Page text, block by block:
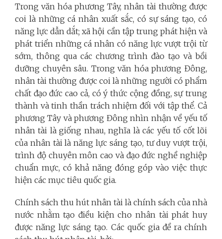
Trong văn hóa phương Tây, nhân tài thường được
coi là những cá nhân xuất sắc, có sự sáng tạo, có
năng lực dẫn dắt; xã hội cần tập trung phát hiện và
phát triển những cá nhân có năng lực vượt trội từ
sớm, thông qua các chương trình đào tạo và bồi
dưỡng chuyên sâu. Trong văn hóa phương Đông,
nhân tài thường được coi là những người có phẩm
chất đạo đức cao cả, có ý thức cộng đồng, sự trung
thành và tinh thần trách nhiệm đối với tập thể. Cả
phương Tây và phương Đông nhìn nhận về yếu tố
nhân tài là giống nhau, nghĩa là các yếu tố cốt lõi
của nhân tài là năng lực sáng tạo, tư duy vượt trội,
trình độ chuyên môn cao và đạo đức nghề nghiệp
chuẩn mực, có khả năng đóng góp vào việc thực
hiện các mục tiêu quốc gia.
Chính sách thu hút nhân tài là chính sách của nhà
nước nhằm tạo điều kiện cho nhân tài phát huy
được năng lực sáng tạo. Các quốc gia đề ra chính